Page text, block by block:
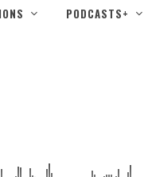
PODCASTS+